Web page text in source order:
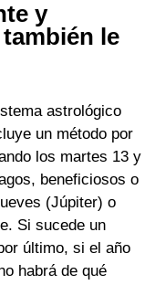
y
le
astrológico
un método por
los martes 13 y
beneficiosos o
(Júpiter) o
Si sucede un
último, si el año
habrá de qué